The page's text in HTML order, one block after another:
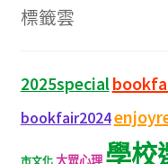
字:
標籤雲
2025special
bookfair2024
市文化 大眾心理 學校